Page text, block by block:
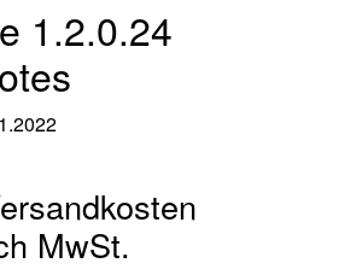
1.2.0.24
MwSt.